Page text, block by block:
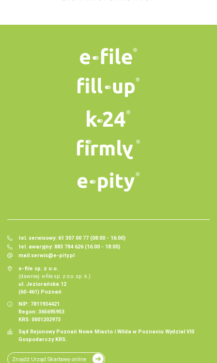
tel. serwisowy: 61 307 00 77 (08:00 - 16:00)
tel. awaryjny: 883 784 626 (16:00 - 18:00)
mail:serwis@e-pity.pl
e-file sp. z o.o.
(dawniej: e-file sp. z o.o. sp. k.)
ul. Jeziorańska 12
(60-461) Poznań
NIP: 7811934421
Regon: 365695953
KRS: 0001202973
Sąd Rejonowy Poznań Nowe Miasto i Wilda w Poznaniu Wydział VIII
Gospodarczy KRS.
Znajdź Urząd Skarbowy online